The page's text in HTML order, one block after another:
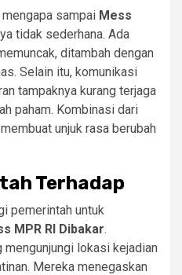
sampai Mess
tidak sederhana. Ada
ditambah dengan
Selain itu, komunikasi
tampaknya kurang terjaga
paham. Kombinasi dari
unjuk rasa berubah
Terhadap
pemerintah untuk
MPR RI Dibakar.
lokasi kejadian
Mereka menegaskan